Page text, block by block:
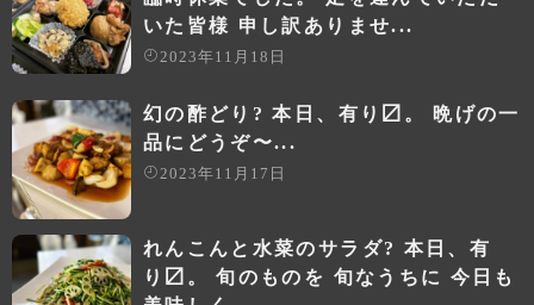
いた皆様 申し訳ありませ...
2023年11月18日
幻の酢どり? 本日、有り〼。 晩げの一
品にどうぞ〜...
2023年11月17日
れんこんと水菜のサラダ? 本日、有
り〼。 旬のものを 旬なうちに 今日も